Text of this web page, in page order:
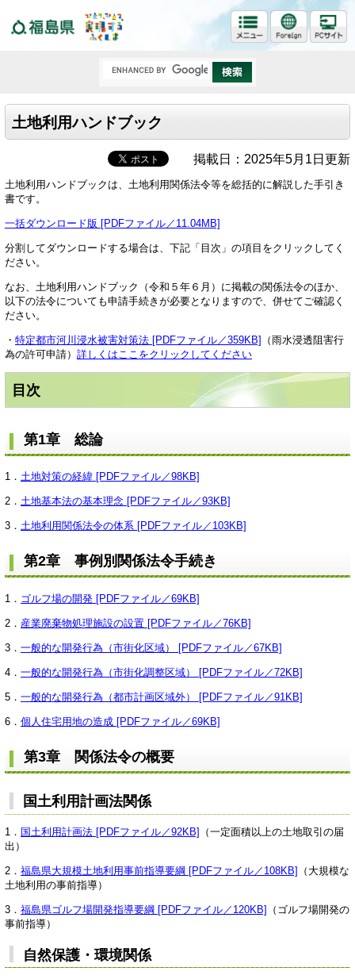
土地利用ハンドブック
掲載日：2025年5月1日更新
土地利用ハンドブックは、土地利用関係法令等を総括的に解説した手引き
書です。
一括ダウンロード版 [PDFファイル／11.04MB]
分割してダウンロードする場合は、下記「目次」の項目をクリックしてく
ださい。
なお、土地利用ハンドブック（令和５年６月）に掲載の関係法令のほか、
以下の法令についても申請手続きが必要となりますので、併せてご確認く
ださい。
・ 特定都市河川浸水被害対策法 [PDFファイル／359KB]
（雨水浸透阻害行
為の許可申請） 詳しくはここをクリックしてください
目次
第1章 総論
1． 土地対策の経緯 [PDFファイル／98KB]
2． 土地基本法の基本理念 [PDFファイル／93KB]
3． 土地利用関係法令の体系 [PDFファイル／103KB]
第2章 事例別関係法令手続き
1． ゴルフ場の開発 [PDFファイル／69KB]
2． 産業廃棄物処理施設の設置 [PDFファイル／76KB]
3． 一般的な開発行為（市街化区域） [PDFファイル／67KB]
4． 一般的な開発行為（市街化調整区域） [PDFファイル／72KB]
5． 一般的な開発行為（都市計画区域外） [PDFファイル／91KB]
6． 個人住宅用地の造成 [PDFファイル／69KB]
第3章 関係法令の概要
国土利用計画法関係
1． 国土利用計画法 [PDFファイル／92KB]
（一定面積以上の土地取引の届
出）
2． 福島県大規模土地利用事前指導要綱 [PDFファイル／108KB]
（大規模な
土地利用の事前指導）
3． 福島県ゴルフ場開発指導要綱 [PDFファイル／120KB]
（ゴルフ場開発の
事前指導）
自然保護・環境関係